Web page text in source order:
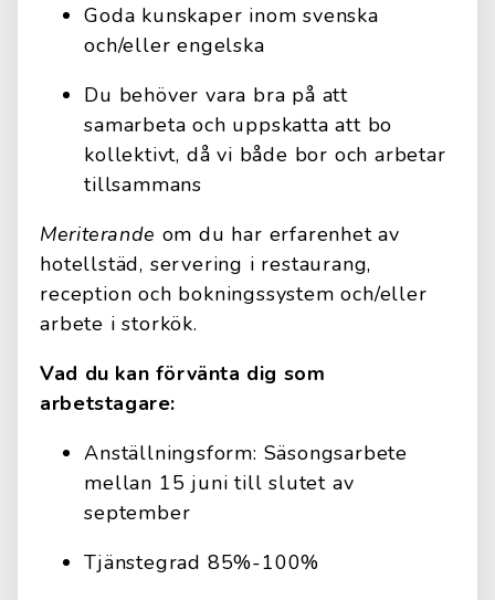
Goda kunskaper inom svenska
och/eller engelska
Du behöver vara bra på att
samarbeta och uppskatta att bo
kollektivt, då vi både bor och arbetar
tillsammans
Meriterande om du har erfarenhet av
hotellstäd, servering i restaurang,
reception och bokningssystem och/eller
arbete i storkök.
Vad du kan förvänta dig som
arbetstagare:
Anställningsform: Säsongsarbete
mellan 15 juni till slutet av
september
Tjänstegrad 85%-100%